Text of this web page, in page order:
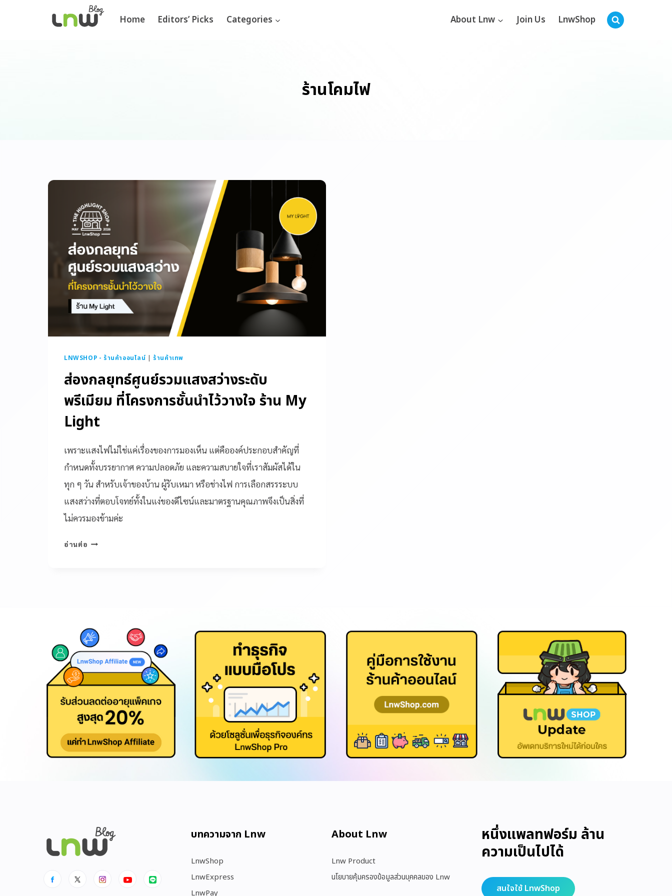
Home Editors’ Picks Categories About Lnw Join Us LnwShop
ร้านโคมไฟ
LNWSHOP - ร้านค้าออนไลน์ | ร้านค้าเทพ
ส่องกลยุทธ์ศูนย์รวมแสงสว่างระดับ
พรีเมียม ที่โครงการชั้นนำไว้วางใจ ร้าน My
Light
เพราะแสงไฟไม่ใช่แค่เรื่องของการมองเห็น แต่คือองค์ประกอบสำคัญที่
กำหนดทั้งบรรยากาศ ความปลอดภัย และความสบายใจที่เราสัมผัสได้ใน
ทุก ๆ วัน สำหรับเจ้าของบ้าน ผู้รับเหมา หรือช่างไฟ การเลือกสรรระบบ
แสงสว่างที่ตอบโจทย์ทั้งในแง่ของดีไซน์และมาตรฐานคุณภาพจึงเป็นสิ่งที่
ไม่ควรมองข้ามค่ะ
อ่านต่อ
บทความจาก Lnw
LnwShop
LnwExpress
LnwPay
About Lnw​
Lnw Product
นโยบายคุ้มครองข้อมูลส่วนบุคคลของ Lnw
หนึ่งแพลทฟอร์ม ล้าน
ความเป็นไปได้
สนใจใช้ LnwShop